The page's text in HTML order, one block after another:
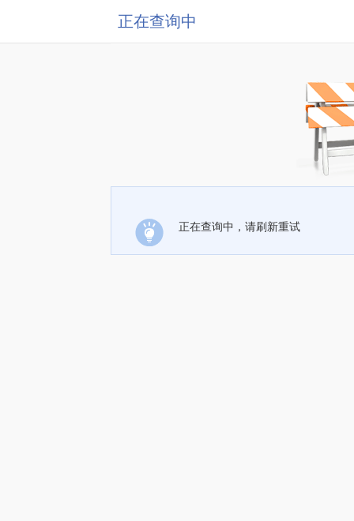
正在查询中
正在查询中，请刷新重试